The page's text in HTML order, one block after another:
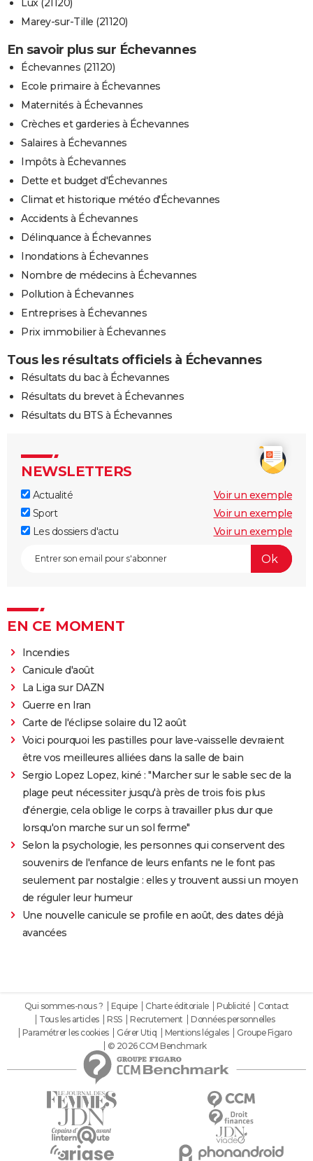
Lux (21120)
Marey-sur-Tille (21120)
En savoir plus sur Échevannes
Échevannes (21120)
Ecole primaire à Échevannes
Maternités à Échevannes
Crèches et garderies à Échevannes
Salaires à Échevannes
Impôts à Échevannes
Dette et budget d'Échevannes
Climat et historique météo d'Échevannes
Accidents à Échevannes
Délinquance à Échevannes
Inondations à Échevannes
Nombre de médecins à Échevannes
Pollution à Échevannes
Entreprises à Échevannes
Prix immobilier à Échevannes
Tous les résultats officiels à Échevannes
Résultats du bac à Échevannes
Résultats du brevet à Échevannes
Résultats du BTS à Échevannes
NEWSLETTERS
Actualité
Voir un exemple
Sport
Voir un exemple
Les dossiers d'actu
Voir un exemple
EN CE MOMENT
Incendies
Canicule d'août
La Liga sur DAZN
Guerre en Iran
Carte de l'éclipse solaire du 12 août
Voici pourquoi les pastilles pour lave-vaisselle devraient
être vos meilleures alliées dans la salle de bain
Sergio Lopez Lopez, kiné : "Marcher sur le sable sec de la
plage peut nécessiter jusqu'à près de trois fois plus
d'énergie, cela oblige le corps à travailler plus dur que
lorsqu'on marche sur un sol ferme"
Selon la psychologie, les personnes qui conservent des
souvenirs de l'enfance de leurs enfants ne le font pas
seulement par nostalgie : elles y trouvent aussi un moyen
de réguler leur humeur
Une nouvelle canicule se profile en août, des dates déjà
avancées
Qui sommes-nous ? Equipe Charte éditoriale Publicité
Contact
Tous les articles
RSS Recrutement
Données personnelles
Paramétrer les cookies
Gérer Utiq Mentions légales
Groupe Figaro
© 2026 CCM Benchmark